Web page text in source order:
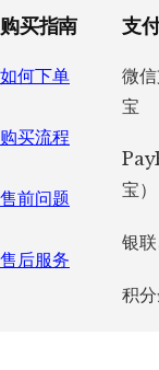
Footer
购买指南
如何下单
购买流程
售前问题
售后服务
支
微
宝
宝）
银
积